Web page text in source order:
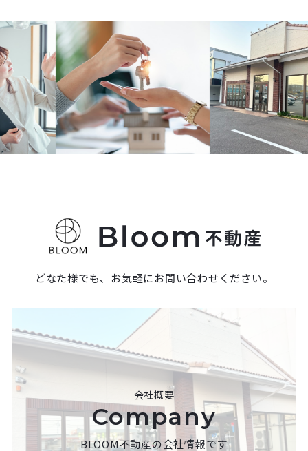
どなた様でも、お気軽にお問い合わせください。
会社概要
Company
BLOOM不動産の会社情報です